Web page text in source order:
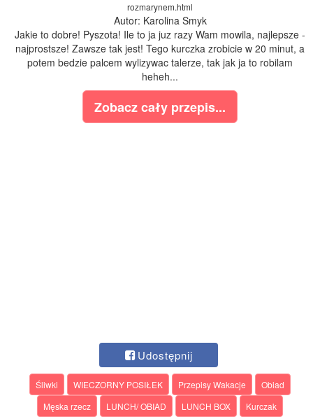
rozmarynem.html
Autor: Karolina Smyk
Jakie to dobre! Pyszota! Ile to ja juz razy Wam mowila, najlepsze -
najprostsze! Zawsze tak jest! Tego kurczka zrobicie w 20 minut, a
potem bedzie palcem wylizywac talerze, tak jak ja to robilam
heheh...
Zobacz cały przepis...
Udostępnij
Śliwki WIECZORNY POSIŁEK Przepisy Wakacje
Obiad
Męska rzecz
LUNCH/ OBIAD LUNCH BOX Kurczak